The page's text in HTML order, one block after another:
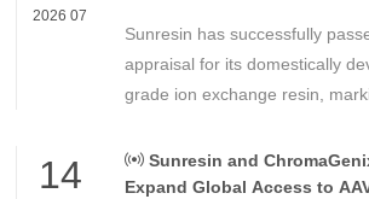
2026 07
Control
Sunresin has successfully
appraisal for its domestically
grade ion exchange resin,
chemical materials for nuclear
14
Sunresin and
Expand Global Access to